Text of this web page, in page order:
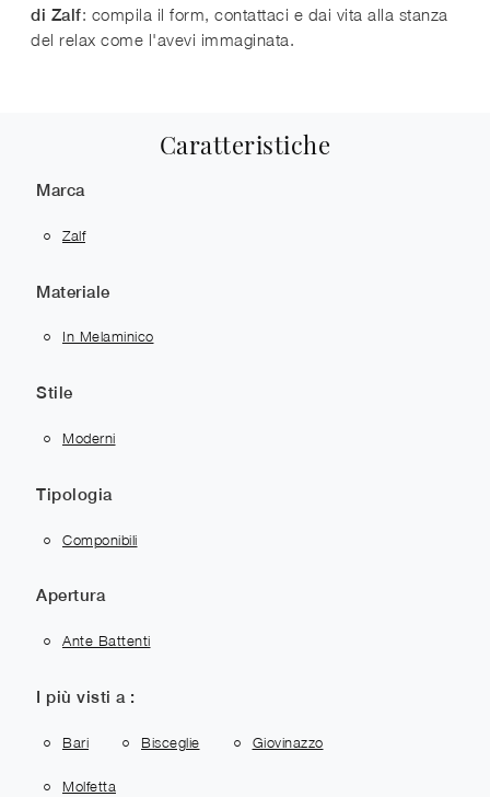
di Zalf: compila il form, contattaci e dai vita alla stanza
del relax come l'avevi immaginata.
Caratteristiche
Marca
Zalf
Materiale
In Melaminico
Stile
Moderni
Tipologia
Componibili
Apertura
Ante Battenti
I più visti a :
Bari Bisceglie Giovinazzo
Molfetta